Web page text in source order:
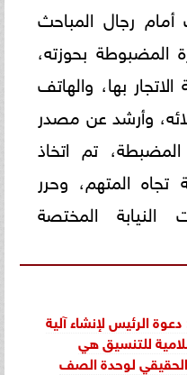
أمام رجال المباحث
المضبوطة بحوزته،
بها، والهاتف
وأرشد عن مصدر
تم اتخاذ
تجاه المتهم، وحرر
النيابة المختصة
الرئيس لإنشاء آلية
للتنسيق هي
لوحدة الصف